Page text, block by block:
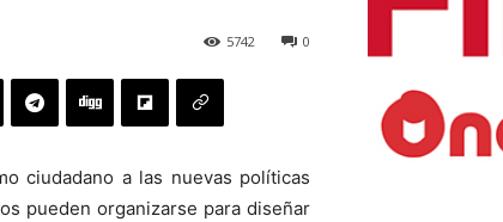
0
5742
ciudadano a las nuevas políticas
pueden organizarse para diseñar